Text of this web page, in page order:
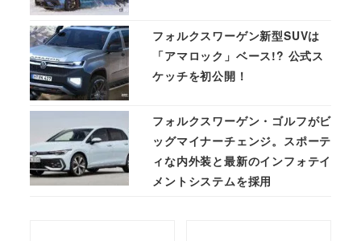
フォルクスワーゲン新型SUVは
「アマロック」ベース!? 公式ス
ケッチを初公開！
フォルクスワーゲン・ゴルフがビ
ッグマイナーチェンジ。スポーテ
ィな内外装と最新のインフォテイ
メントシステムを採用